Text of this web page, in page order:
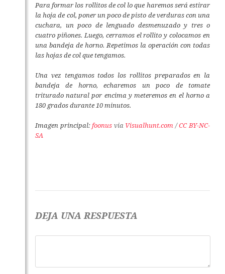
Para formar los rollitos de col lo que haremos será estirar
la hoja de col, poner un poco de pisto de verduras con una
cuchara, un poco de lenguado desmenuzado y tres o
cuatro piñones. Luego, cerramos el rollito y colocamos en
una bandeja de horno. Repetimos la operación con todas
las hojas de col que tengamos.
Una vez tengamos todos los rollitos preparados en la
bandeja de horno, echaremos un poco de tomate
triturado natural por encima y meteremos en el horno a
180 grados durante 10 minutos.
Imagen principal:foonus via Visualhunt.com/CC BY-NC-
SA
DEJA UNA RESPUESTA